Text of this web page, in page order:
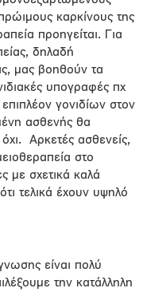
καρκίνους της
προηγείται. Για
δηλαδή
μας βοηθούν τα
υπογραφές πχ
γονιδίων στον
ασθενής θα
Αρκετές ασθενείς,
στο
με σχετικά καλά
τελικά έχουν υψηλό
είναι πολύ
την κατάλληλη